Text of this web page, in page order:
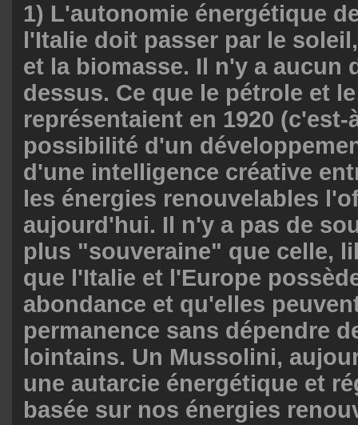
1) L'autonomie énergétique
l'Italie doit passer par le
et la biomasse. Il n'y a aucun
dessus. Ce que le pétrole et
représentaient en 1920 (c'est-
possibilité d'un
d'une intelligence créative
les énergies renouvelables
aujourd'hui. Il n'y a pas de
plus "souveraine" que celle,
que l'Italie et l'Europe
abondance et qu'elles
permanence sans dépendre
lointains. Un Mussolini,
une autarcie énergétique et
basée sur nos énergies